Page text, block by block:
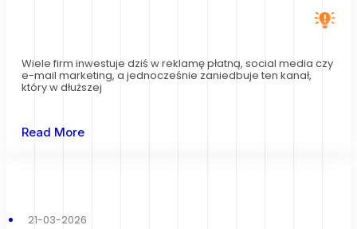
Wiele firm inwestuje dziś w reklamę płatną, social media czy
e-mail marketing, a jednocześnie zaniedbuje ten kanał,
który w dłuższej
Read More
21-03-2026